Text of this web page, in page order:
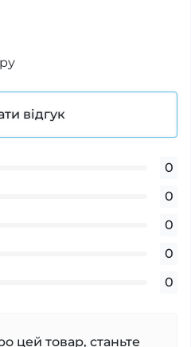
відгук
0
0
0
0
0
цей товар, станьте